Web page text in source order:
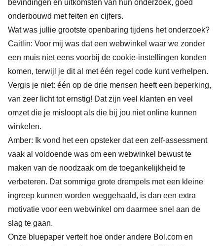
bevindingen en uitkomsten van hun onderzoek, goed
onderbouwd met feiten en cijfers.
Wat was jullie grootste openbaring tijdens het onderzoek?
Caitlin: Voor mij was dat een webwinkel waar we zonder
een muis niet eens voorbij de cookie-instellingen konden
komen, terwijl je dit al met één regel code kunt verhelpen.
Vergis je niet: één op de drie mensen heeft een beperking,
van zeer licht tot ernstig! Dat zijn veel klanten en veel
omzet die je misloopt als die bij jou niet online kunnen
winkelen.
Amber: Ik vond het een opsteker dat een zelf-assessment
vaak al voldoende was om een webwinkel bewust te
maken van de noodzaak om de toegankelijkheid te
verbeteren. Dat sommige grote drempels met een kleine
ingreep kunnen worden weggehaald, is dan een extra
motivatie voor een webwinkel om daarmee snel aan de
slag te gaan.
Onze bluepaper vertelt hoe onder andere Bol.com en